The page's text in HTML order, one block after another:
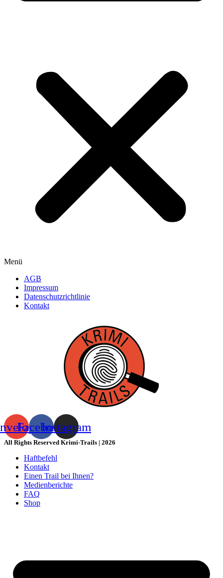
Menü
AGB
Impressum
Datenschutzrichtlinie
Kontakt
FacebookInstagram
All Rights Reserved Krimi-Trails | 2026
Haftbefehl
Kontakt
Einen Trail bei Ihnen?
Medienberichte
FAQ
Shop